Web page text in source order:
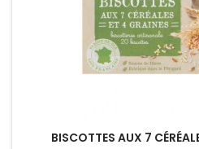
BISCOTTES AUX 7